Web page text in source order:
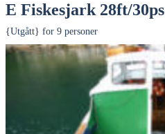
E Fiskesjark 28ft/30ps
{Utgått} for 9 personer